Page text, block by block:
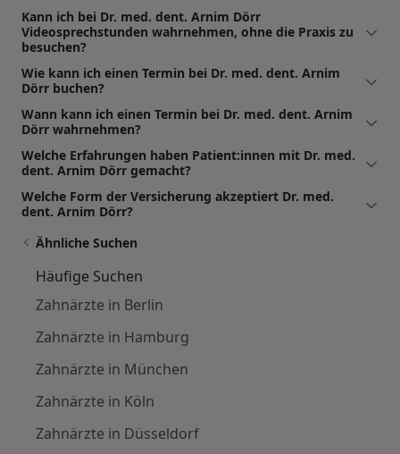
Kann ich bei Dr. med. dent. Arnim Dörr
Videosprechstunden wahrnehmen, ohne die Praxis zu
besuchen?
Wie kann ich einen Termin bei Dr. med. dent. Arnim
Dörr buchen?
Wann kann ich einen Termin bei Dr. med. dent. Arnim
Dörr wahrnehmen?
Welche Erfahrungen haben Patient:innen mit Dr. med.
dent. Arnim Dörr gemacht?
Welche Form der Versicherung akzeptiert Dr. med.
dent. Arnim Dörr?
Ähnliche Suchen
Häufige Suchen
Zahnärzte in Berlin
Zahnärzte in Hamburg
Zahnärzte in München
Zahnärzte in Köln
Zahnärzte in Düsseldorf